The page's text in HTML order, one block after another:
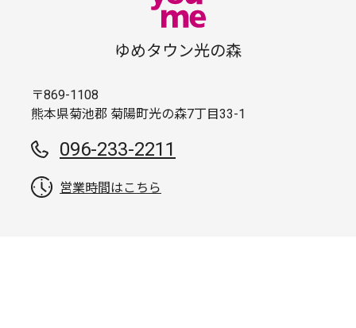
ゆめタウン光の森
〒869-1108
熊本県菊池郡 菊陽町光の森7丁目33-1
096-233-2211
営業時間はこちら